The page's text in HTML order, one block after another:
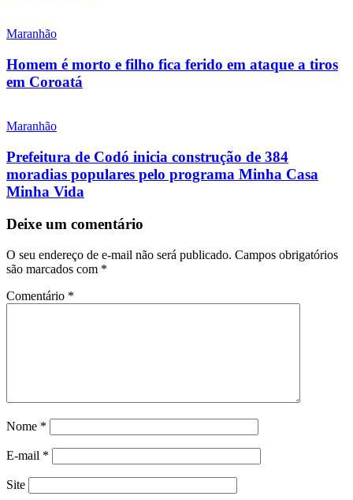
Maranhão
Homem é morto e filho fica ferido em ataque a tiros
em Coroatá
Maranhão
Prefeitura de Codó inicia construção de 384
moradias populares pelo programa Minha Casa
Minha Vida
Deixe um comentário
O seu endereço de e-mail não será publicado. Campos obrigatórios
são marcados com *
Comentário *
Nome *
E-mail *
Site